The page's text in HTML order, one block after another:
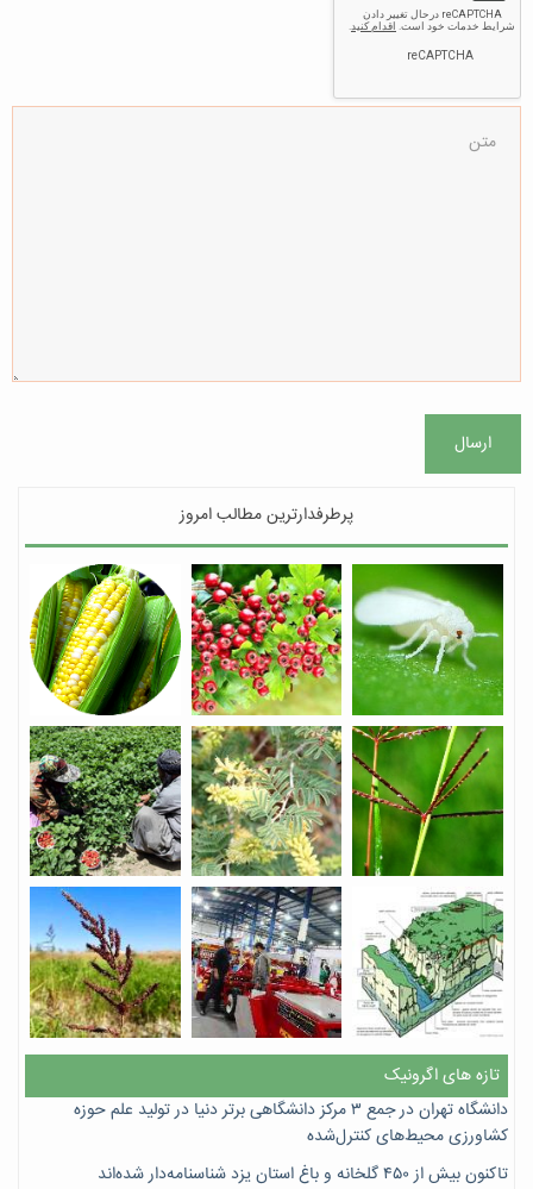
ارسال
پرطرفدارترین مطالب امروز
تازه های اگرونیک
دانشگاه تهران در جمع ۳ مرکز دانشگاهی برتر دنیا در تولید علم حوزه
کشاورزی محیط‌های کنترل‌شده
تاکنون بیش از ۴۵۰ گلخانه و باغ استان یزد شناسنامه‌دار شده‌اند